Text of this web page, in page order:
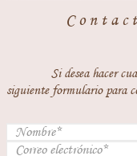
Si desea hacer
siguiente formulario para